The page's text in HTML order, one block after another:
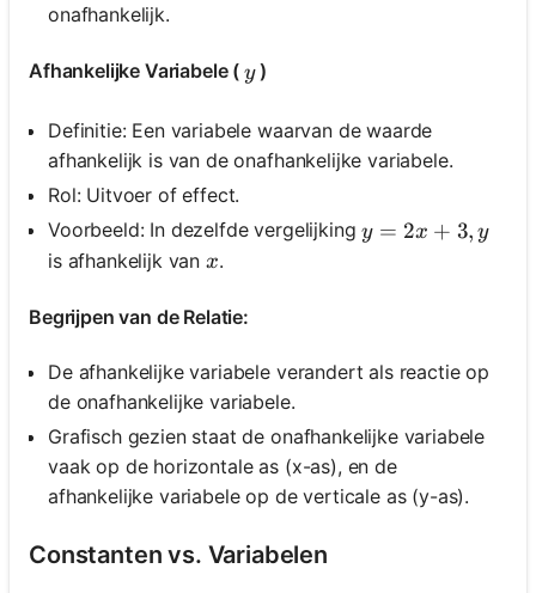
onafhankelijk.
Afhankelijke Variabele ( y
y)
Definitie: Een variabele waarvan de waarde
afhankelijk is van de onafhankelijke variabele.
Rol: Uitvoer of effect.
Voorbeeld: In dezelfde vergelijkingy=2 x+3, y
y = 2x + 3, y
is afhankelijk van x
x.
Begrijpen van de Relatie:
De afhankelijke variabele verandert als reactie op
de onafhankelijke variabele.
Grafisch gezien staat de onafhankelijke variabele
vaak op de horizontale as (x-as), en de
afhankelijke variabele op de verticale as (y-as).
Constanten vs. Variabelen